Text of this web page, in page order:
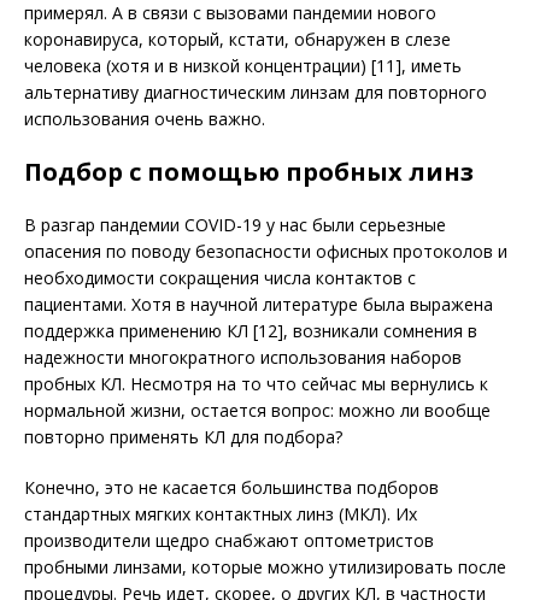
примерял. А в связи с вызовами пандемии нового
коронавируса, который, кстати, обнаружен в слезе
человека (хотя и в низкой концентрации) [11], иметь
альтернативу диагностическим линзам для повторного
использования очень важно.
Подбор с помощью пробных линз
В разгар пандемии COVID-19 у нас были серьезные
опасения по поводу безопасности офисных протоколов и
необходимости сокращения числа контактов с
пациентами. Хотя в научной литературе была выражена
поддержка применению КЛ [12], возникали сомнения в
надежности многократного использования наборов
пробных КЛ. Несмот­ря на то что сейчас мы вернулись к
нормальной жизни, остается вопрос: можно ли вообще
повторно применять КЛ для подбора?
Конечно, это не касается большинства подборов
стандартных мягких контактных линз (МКЛ). Их
производители щедро снабжают оптометристов
пробными линзами, которые можно утилизировать после
процедуры. Речь идет, скорее, о других КЛ, в частности